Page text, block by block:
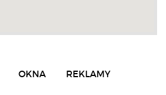
OKNA REKLAMY